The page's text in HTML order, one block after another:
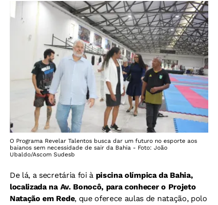
O Programa Revelar Talentos busca dar um futuro no esporte aos
baianos sem necessidade de sair da Bahia - Foto: João
Ubaldo/Ascom Sudesb
De lá, a secretária foi à piscina olímpica da Bahia,
localizada na Av. Bonocô, para conhecer o Projeto
Natação em Rede, que oferece aulas de natação, polo